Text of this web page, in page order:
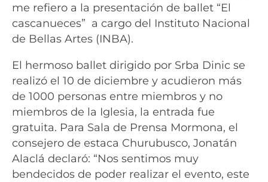
me refiero a la presentación de ballet “El
cascanueces” a cargo del Instituto Nacional
de Bellas Artes (INBA).
El hermoso ballet dirigido por Srba Dinic se
realizó el 10 de diciembre y acudieron más
de 1000 personas entre miembros y no
miembros de la Iglesia, la entrada fue
gratuita. Para Sala de Prensa Mormona, el
consejero de estaca Churubusco, Jonatán
Alaclá declaró: “Nos sentimos muy
bendecidos de poder realizar el evento, este